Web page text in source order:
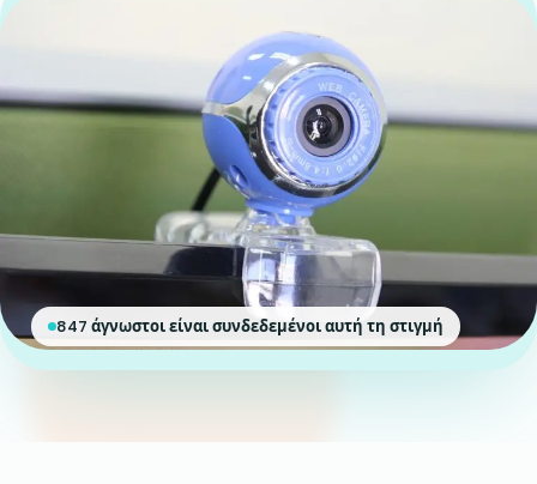
847 άγνωστοι είναι συνδεδεμένοι αυτή τη στιγμή